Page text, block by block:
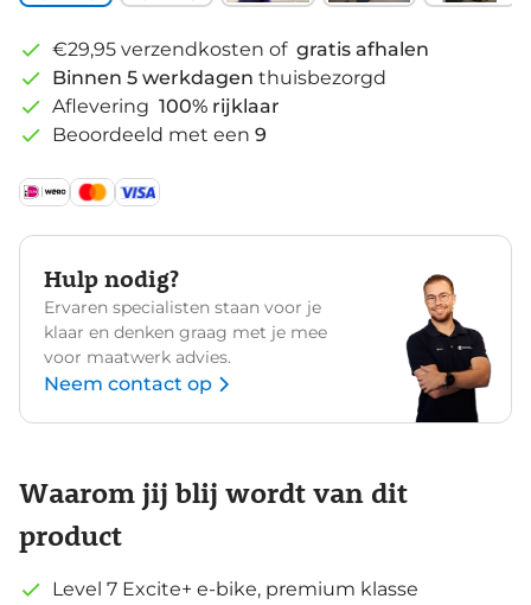
€29,95 verzendkosten of gratis afhalen
Binnen 5 werkdagen thuisbezorgd
Aflevering 100% rijklaar
Beoordeeld met een 9
Hulp nodig?
Ervaren specialisten staan voor je
klaar en denken graag met je mee
voor maatwerk advies.
Neem contact op
Waarom jij blij wordt van dit
product
Level 7 Excite+ e-bike, premium klasse